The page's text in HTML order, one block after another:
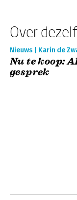
Over
Nieuws | Karin de
Nu te koop:
gesprek